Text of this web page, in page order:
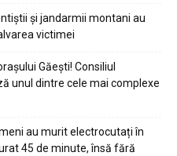
și jandarmii montani au
victimei
Găești! Consiliul
unul dintre cele mai complexe
au murit electrocutați în
45 de minute, însă fără